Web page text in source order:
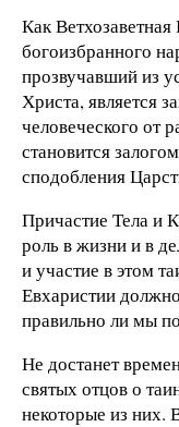
Как
богоизбранного
прозвучавший из
Христа, является
человеческого от
становится
сподобления
Причастие Тела и
роль в жизни и в
и участие в этом
Евхаристии
правильно ли мы
Не достанет
святых отцов о
некоторые из них.